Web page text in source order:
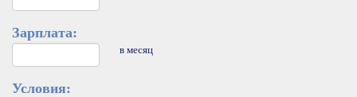
Зарплата:
в месяц
Условия: